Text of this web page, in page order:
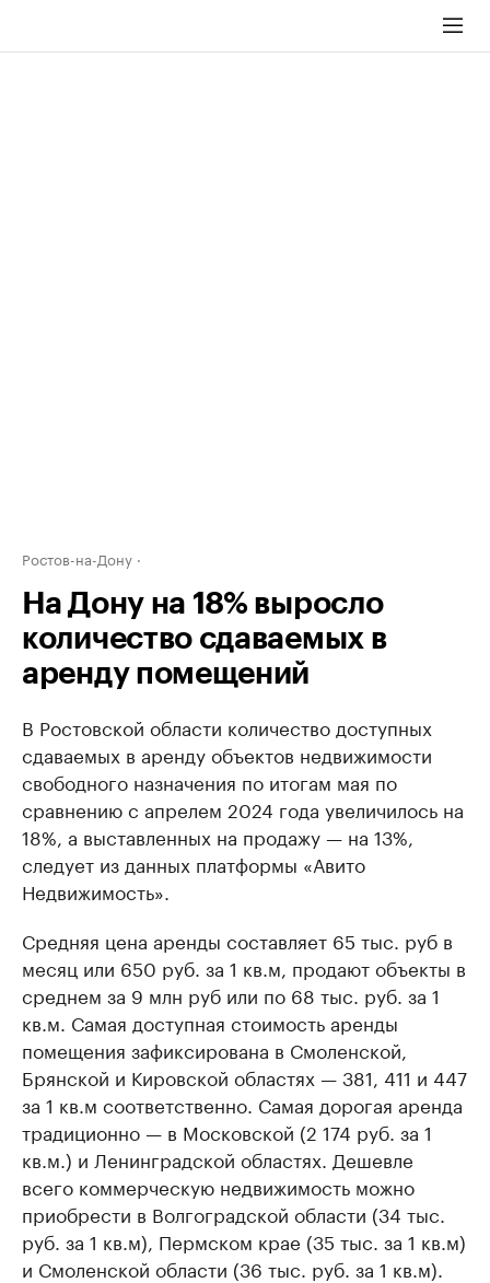
Ростов-на-Дону
На Дону на 18% выросло
количество сдаваемых в
аренду помещений
В Ростовской области количество доступных
сдаваемых в аренду объектов недвижимости
свободного назначения по итогам мая по
сравнению с апрелем 2024 года увеличилось на
18%, а выставленных на продажу — на 13%,
следует из данных платформы «Авито
Недвижимость».
Средняя цена аренды составляет 65 тыс. руб в
месяц или 650 руб. за 1 кв.м, продают объекты в
среднем за 9 млн руб или по 68 тыс. руб. за 1
кв.м. Самая доступная стоимость аренды
помещения зафиксирована в Смоленской,
Брянской и Кировской областях — 381, 411 и 447
за 1 кв.м соответственно. Самая дорогая аренда
традиционно — в Московской (2 174 руб. за 1
кв.м.) и Ленинградской областях. Дешевле
всего коммерческую недвижимость можно
приобрести в Волгоградской области (34 тыс.
руб. за 1 кв.м), Пермском крае (35 тыс. за 1 кв.м)
и Смоленской области (36 тыс. руб. за 1 кв.м).